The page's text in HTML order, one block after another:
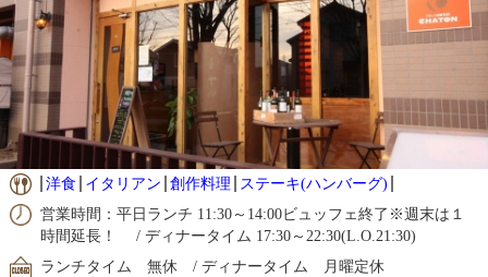
洋食 イタリアン 創作料理
ステーキ(ハンバーグ)
営業時間：平日ランチ 11:30～14:00ビュッフェ終了※週末は１
時間延長！ / ディナータイム 17:30～22:30(L.O.21:30)
ランチタイム 無休 / ディナータイム 月曜定休